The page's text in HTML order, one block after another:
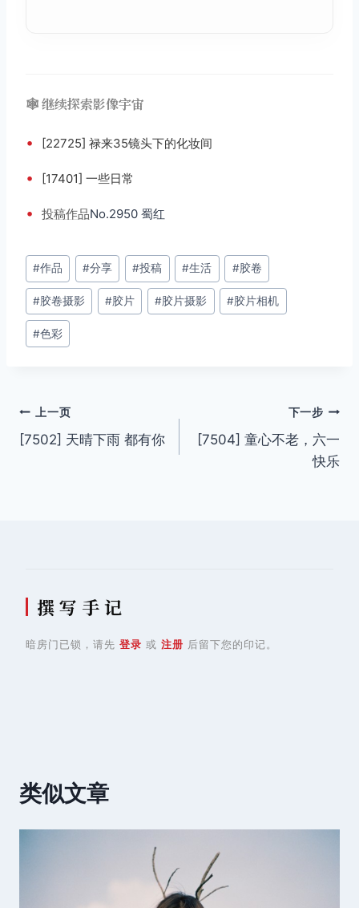
🕸️ 继续探索影像宇宙
• [22725] 禄来35镜头下的化妆间
• [17401] 一些日常
• 投稿作品No.2950 蜀红
文
章
标
签：
#作品 #分享 #投稿 #生活 #胶卷
#胶卷摄影 #胶片 #胶片摄影 #胶片相机
#色彩
文
章
上一页
[7502] 天晴下雨 都有你
下一步
[7504] 童心不老，六一
快乐
撰 写 手 记
暗房门已锁，请先 登录 或 注册 后留下您的印记。
类似文章